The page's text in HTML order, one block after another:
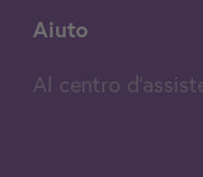
Aiuto
Al centro